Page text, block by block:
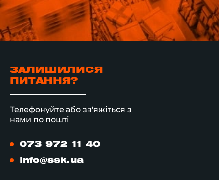
ЗАЛИШИЛИСЯ
ПИТАННЯ?
Телефонуйте або зв'яжіться з
нами по пошті
073 972 11 40
info@ssk.ua